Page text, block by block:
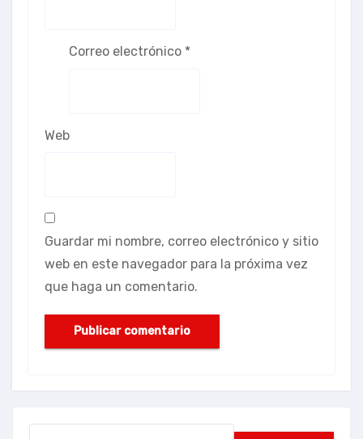
Correo electrónico *
Web
Guardar mi nombre, correo electrónico y sitio
web en este navegador para la próxima vez
que haga un comentario.